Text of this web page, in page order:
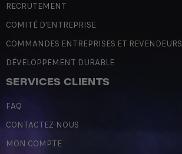
RECRUTEMENT
COMITÉ D'ENTREPRISE
COMMANDES ENTREPRISES ET REVENDEURS
DÉVELOPPEMENT DURABLE
SERVICES CLIENTS
FAQ
CONTACTEZ-NOUS
MON COMPTE